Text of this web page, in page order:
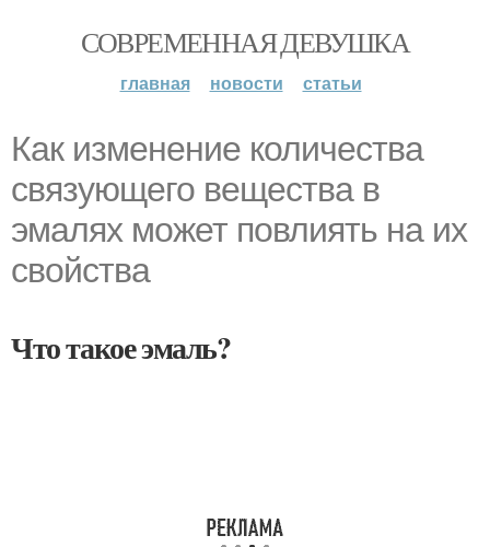
СОВРЕМЕННАЯ ДЕВУШКА
главная новости статьи
Как изменение количества
связующего вещества в
эмалях может повлиять на их
свойства
Что такое эмаль?